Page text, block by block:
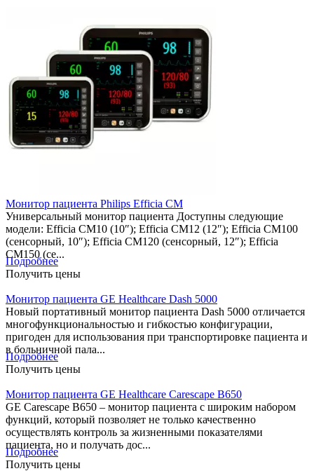
Монитор пациента Philips Efficia CM
Универсальный монитор пациента Доступны следующие
модели: Efficia CM10 (10″); Efficia CM12 (12″); Efficia CM100
(сенсорный, 10″); Efficia CM120 (сенсорный, 12″); Efficia
CM150 (се...
Подробнее
Получить цены
Монитор пациента GE Healthcare Dash 5000
Новый портативный монитор пациента Dash 5000 отличается
многофункциональностью и гибкостью конфигурации,
пригоден для использования при транспортировке пациента и
в больничной пала...
Подробнее
Получить цены
Монитор пациента GE Healthcare Carescape B650
GE Carescape B650 – монитор пациента с широким набором
функций, который позволяет не только качественно
осуществлять контроль за жизненными показателями
пациента, но и получать дос...
Подробнее
Получить цены